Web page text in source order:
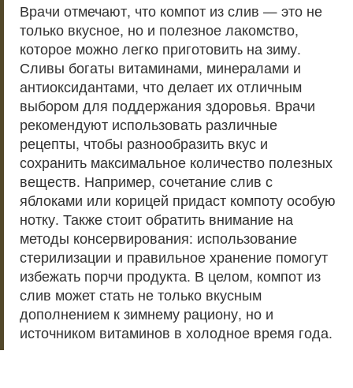
Врачи отмечают, что компот из слив — это не
только вкусное, но и полезное лакомство,
которое можно легко приготовить на зиму.
Сливы богаты витаминами, минералами и
антиоксидантами, что делает их отличным
выбором для поддержания здоровья. Врачи
рекомендуют использовать различные
рецепты, чтобы разнообразить вкус и
сохранить максимальное количество полезных
веществ. Например, сочетание слив с
яблоками или корицей придаст компоту особую
нотку. Также стоит обратить внимание на
методы консервирования: использование
стерилизации и правильное хранение помогут
избежать порчи продукта. В целом, компот из
слив может стать не только вкусным
дополнением к зимнему рациону, но и
источником витаминов в холодное время года.